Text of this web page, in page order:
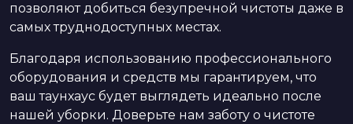
позволяют добиться безупречной чистоты даже в
самых труднодоступных местах.
Благодаря использованию профессионального
оборудования и средств мы гарантируем, что
ваш таунхаус будет выглядеть идеально после
нашей уборки. Доверьте нам заботу о чистоте